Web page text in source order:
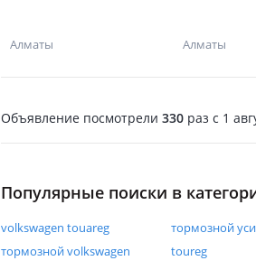
Алматы Алматы
Объявление посмотрели 330 раз c 1
Популярные поиски в
volkswagen touareg тормозной
тормозной volkswagen
toureg